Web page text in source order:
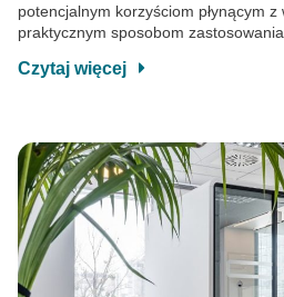
potencjalnym korzyściom płynącym
praktycznym sposobom
Czytaj więcej